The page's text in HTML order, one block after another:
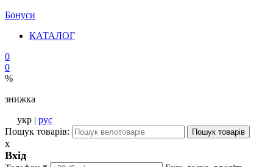
Бонуси
КАТАЛОГ
0
0
%
знижка
укр | рус
Пошук товарів:
Пошук товарів
x
Вхід